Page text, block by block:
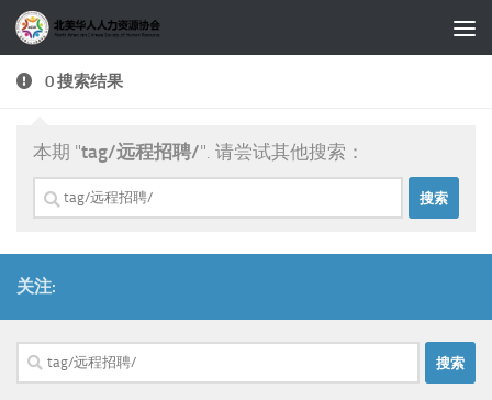
跳至内容
0 搜索结果
本期 "tag/远程招聘/". 请尝试其他搜索：
搜
索：
关注:
搜
索：